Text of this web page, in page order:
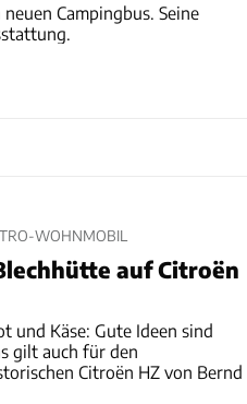
Campingbus. Seine
WOHNMOBIL
auf Citroën
und Käse: Gute Ideen sind
gilt auch für den
Citroën HZ von Bernd